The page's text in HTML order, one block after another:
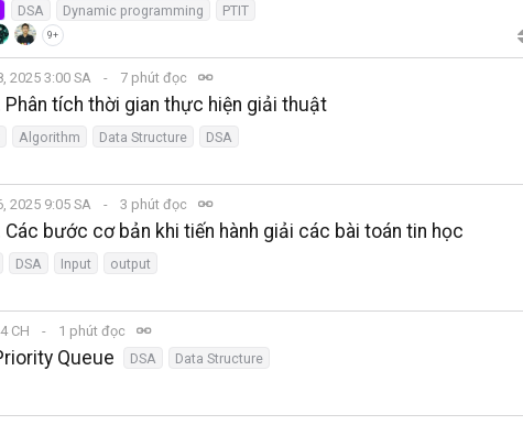
DSA Dynamic programming PTIT
9+
2025 3:00 SA 7 phút đọc
Phân tích thời gian thực hiện giải thuật
Algorithm Data Structure DSA
2025 9:05 SA 3 phút đọc
Các bước cơ bản khi tiến hành giải các bài toán tin học
DSA Input output
CH 1 phút đọc
Queue DSA Data Structure